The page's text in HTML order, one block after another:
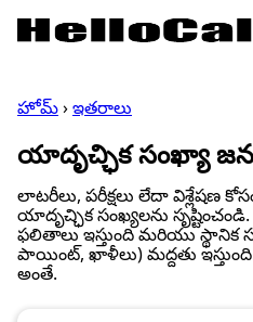
హోమ్›ఇతరాలు
యాదృచ్ఛిక సంఖ్యా
లాటరీలు, పరీక్షలు లేదా విశ్లేషణ
యాదృచ్ఛిక సంఖ్యలను
ఫలితాలు ఇస్తుంది మరియు
పాయింట్, ఖాళీలు) మద్దతు
అంతే.